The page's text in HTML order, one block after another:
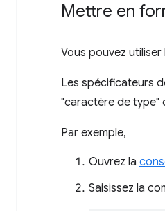
Mettre en
Vous pouvez utiliser
Les spécificateurs
"caractère de type"
Par exemple,
Ouvrez la
Saisissez la